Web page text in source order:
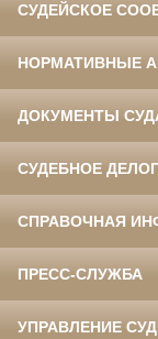
СУДЕЙСКОЕ
НОРМАТИВНЫЕ
ДОКУМЕНТЫ
СУДЕБНОЕ
СПРАВОЧНАЯ
ПРЕСС-СЛУЖБА
УПРАВЛЕНИЕ